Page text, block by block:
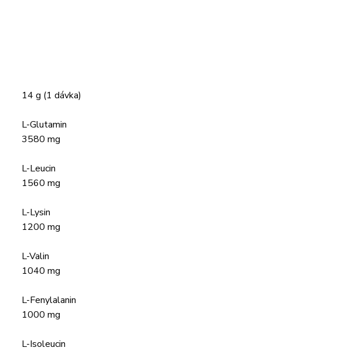
14 g (1 dávka)
L-Glutamin
3580 mg
L-Leucin
1560 mg
L-Lysin
1200 mg
L-Valin
1040 mg
L-Fenylalanin
1000 mg
L-Isoleucin